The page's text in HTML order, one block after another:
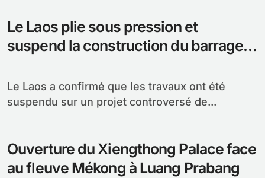
Le Laos plie sous pression et
suspend la construction du barrage
Le Laos a confirmé que les travaux ont été
suspendu sur un projet controversé de...
Ouverture du Xiengthong Palace face
au fleuve Mékong à Luang Prabang